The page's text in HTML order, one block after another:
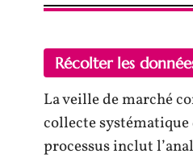
Récolter les
La veille de marché
collecte systématique
processus inclut